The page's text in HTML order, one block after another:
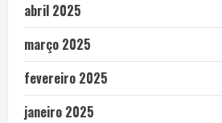
abril 2025
março 2025
fevereiro 2025
janeiro 2025